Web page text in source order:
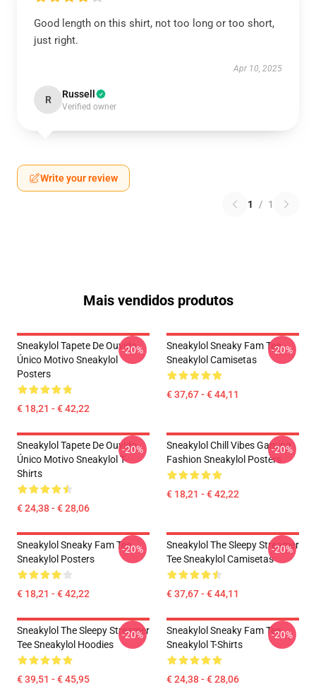
Good length on this shirt, not too long or too short,
just right.
Apr 10, 2025
R Russell
Verified owner
Write your review
1 / 1
Mais vendidos produtos
Sneakylol Tapete De Ouvido
Único Motivo Sneakylol
Posters
€ 18,21 - € 42,22
-20%
Sneakylol Sneaky Fam Tee
Sneakylol Camisetas
€ 37,67 - € 44,11
-20%
Sneakylol Tapete De Ouvido
Único Motivo Sneakylol T-
Shirts
€ 24,38 - € 28,06
-20%
Sneakylol Chill Vibes Gaming
Fashion Sneakylol Posters
€ 18,21 - € 42,22
-20%
Sneakylol Sneaky Fam Tee
Sneakylol Posters
€ 18,21 - € 42,22
-20%
Sneakylol The Sleepy Streamer
Tee Sneakylol Camisetas
€ 37,67 - € 44,11
-20%
Sneakylol The Sleepy Streamer
Tee Sneakylol Hoodies
€ 39,51 - € 45,95
-20%
Sneakylol Sneaky Fam Tee
Sneakylol T-Shirts
€ 24,38 - € 28,06
-20%